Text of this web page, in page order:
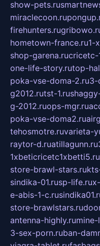
show-pets.ru
miraclecoon.ru
firehunters.ru
hometown-france.ru1-
shop-garena.rucricetc-
one-life-story.rutop-
poka-vse-doma-2.ru3-
g2012.rutst-1.ru
g-2012.ruops-mgr.ru
poka-vse-doma2.ru
tehosmotre.ruvarieta-
raytor-d.ruatillagunn.ru
1xbeticricetc1xbetti5.ru
store-brawl-stars.ru
sindika-01.rusp-life.ru
e-abis-1-c.ru
store-brawlstars.ru
antenna-highly.ru
3-sex-porn.ruban-